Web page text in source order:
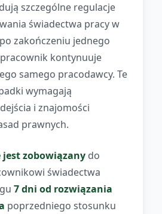
szczególne regulacje
świadectwa pracy w
zakończeniu jednego
kontynuuje
samego pracodawcy. Te
wymagają
i znajomości
prawnych.
jest zobowiązany do
świadectwa
7 dni od rozwiązania
poprzedniego stosunku